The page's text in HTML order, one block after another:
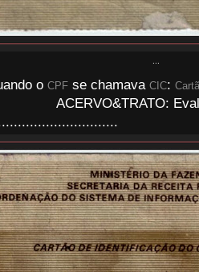
o CPF se chamava CIC:
ACERVO&TRATO: